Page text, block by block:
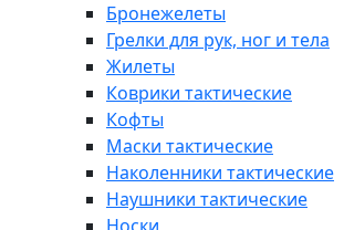
Бронежелеты
Грелки для рук, ног и тела
Жилеты
Коврики тактические
Кофты
Маски тактические
Наколенники тактические
Наушники тактические